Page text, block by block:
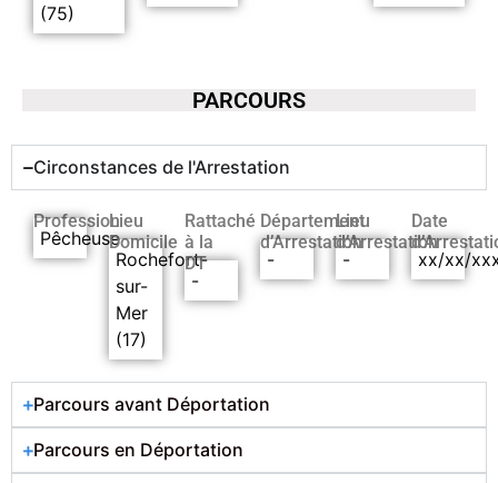
(75)
PARCOURS
Circonstances de l'Arrestation
Profession
Pêcheuse
Lieu
Domicile
Rochefort-
sur-
Mer
(17)
Rattaché
à la
DT
-
Département
d’Arrestation
-
Lieu
d’Arrestation
-
Date
xx/xx/
Parcours avant Déportation
Parcours en Déportation